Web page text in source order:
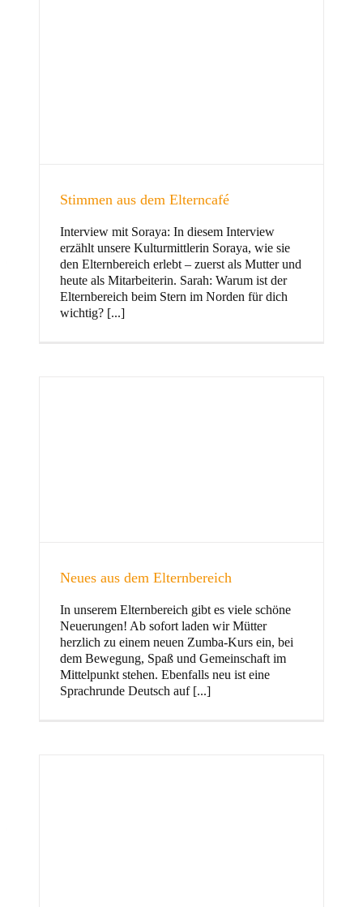
und Familie
Kinder
Stimmen aus dem Elterncafé
Interview mit Soraya: In diesem Interview
erzählt unsere Kulturmittlerin Soraya, wie sie
den Elternbereich erlebt – zuerst als Mutter und
heute als Mitarbeiterin. Sarah: Warum ist der
Elternbereich beim Stern im Norden für dich
wichtig? [...]
Neues aus dem Elternbereich
In unserem Elternbereich gibt es viele schöne
Neuerungen! Ab sofort laden wir Mütter
herzlich zu einem neuen Zumba-Kurs ein, bei
dem Bewegung, Spaß und Gemeinschaft im
Mittelpunkt stehen. Ebenfalls neu ist eine
Sprachrunde Deutsch auf [...]